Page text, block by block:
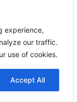
experience,
our traffic.
use of cookies.
Accept All